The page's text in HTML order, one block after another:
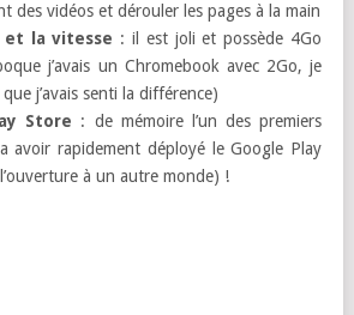
des vidéos et dérouler les pages à la main
et la vitesse : il est joli et possède 4Go
j’avais un Chromebook avec 2Go, je
j’avais senti la différence)
Store : de mémoire l’un des premiers
avoir rapidement déployé le Google Play
à un autre monde) !